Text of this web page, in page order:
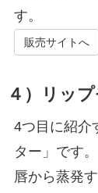
す。
販売サイトへ
４）リッ
4つ目に紹介
ター」です。
唇から蒸発